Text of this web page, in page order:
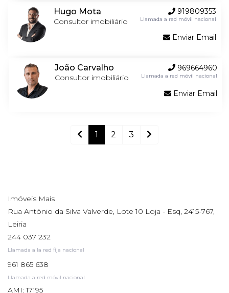
Hugo Mota
Consultor imobiliário
919809353
Llamada a red móvil nacional
Enviar Email
João Carvalho
Consultor imobiliário
969664960
Llamada a red móvil nacional
Enviar Email
1 2 3
Imóveis Mais
Rua António da Silva Valverde, Lote 10 Loja - Esq, 2415-767,
Leiria
244 037 232
Llamada a la red fija nacional
961 865 638
Llamada a red móvil nacional
AMI: 17195